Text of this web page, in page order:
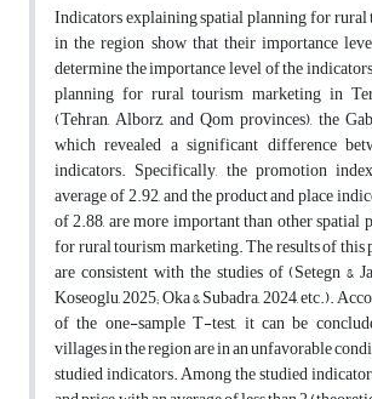
Indicators explaining spatial planning for
in the region show that their importance
determine the importance level of the
planning for rural tourism marketing in
(Tehran, Alborz, and Qom provinces), the
which revealed a significant difference
indicators. Specifically, the promotion
average of 2.92, and the product and place
of 2.88, are more important than other spatial
for rural tourism marketing. The results of this
are consistent with the studies of (Setegn &
Koseoglu, 2025; Oka & Subadra, 2024, etc.).
of the one-sample T-test, it can be
villages in the region are in an unfavorable
studied indicators. Among the studied